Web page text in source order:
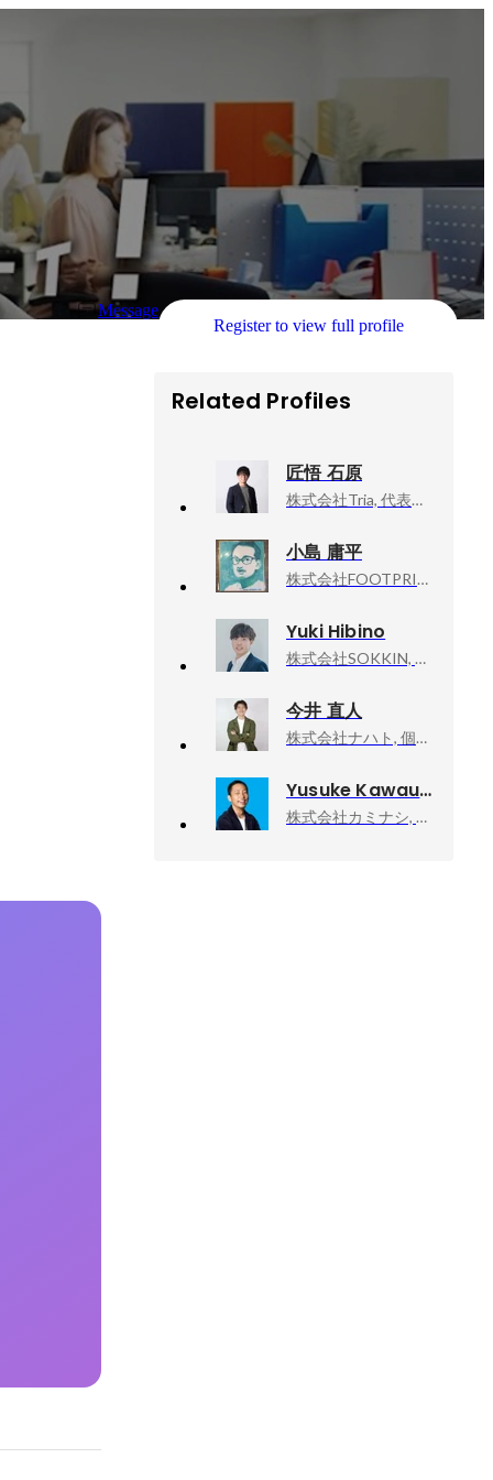
Message
Register to view full profile
Related Profiles
匠悟 石原
株式会社Tria, 代表取締役
小島 庸平
株式会社FOOTPRINT, 代表取締役
Yuki Hibino
株式会社SOKKIN, 取締役 兼 デジタルマーケティング統括本部 統括
今井 直人
株式会社ナハト, 個人事業主
Yusuke Kawauchi
株式会社カミナシ, 取締役COO